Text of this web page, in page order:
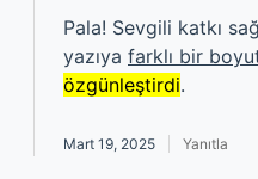
Pala! Sevgili katkı
yazıya farklı bir
özgünleştirdi.
Mart 19, 2025 Yanıtla